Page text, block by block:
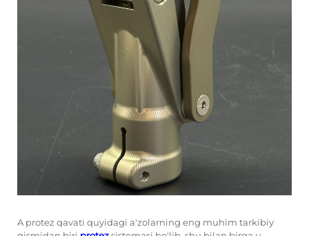
A protez qavati quyidagi a'zolarning eng muhim tarkibiy